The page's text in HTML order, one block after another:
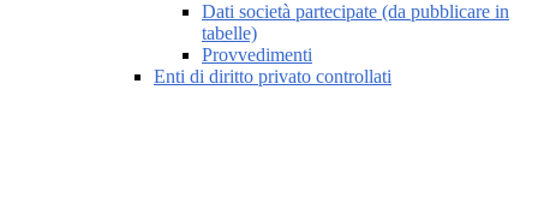
Dati società partecipate (da pubblicare in
tabelle)
Provvedimenti
Enti di diritto privato controllati